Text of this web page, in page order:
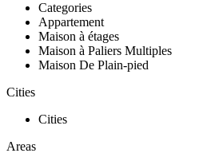
Categories
Appartement
Maison à étages
Maison à Paliers Multiples
Maison De Plain-pied
Cities
Cities
Areas